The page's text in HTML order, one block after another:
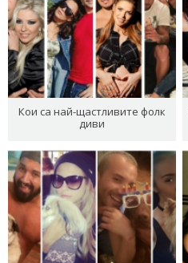
Кои са най-щастливите фолк
диви